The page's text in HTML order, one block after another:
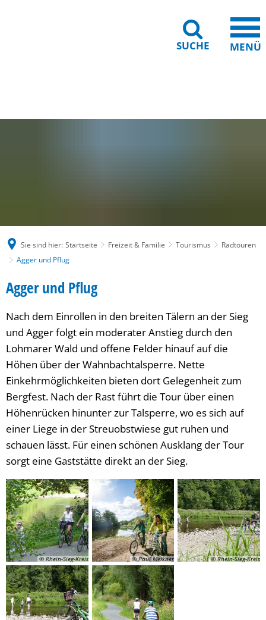
SUCHE MENÜ
Sie sind hier: Startseite Freizeit & Familie Tourismus
Radtouren
Agger und Pflug
Agger und Pflug
Nach dem Einrollen in den breiten Tälern an der Sieg
und Agger folgt ein moderater Anstieg durch den
Lohmarer Wald und offene Felder hinauf auf die
Höhen über der ­Wahnbachtalsperre. Nette
Einkehrmöglichkeiten bieten dort Gelegenheit zum
Bergfest. Nach der Rast führt die Tour über einen
Höhen­rücken hinunter zur Talsperre, wo es sich auf
einer Liege in der Streuobstwiese gut ruhen und
schauen lässt. Für einen schönen ­Ausklang der Tour
sorgt eine Gaststätte direkt an der Sieg.
© Rhein-Sieg-Kreis © Paul Meixner © Rhein-Sieg-Kreis